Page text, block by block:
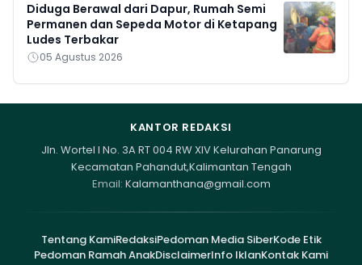
Diduga Berawal dari Dapur, Rumah Semi
Permanen dan Sepeda Motor di Ketapang
Ludes Terbakar
05 Agustus 2026
KANTOR REDAKSI
Jln. Wortel I No. 3A RT 004 RW XIV Kelurahan Panarung
Kecamatan Pahandut,Kalimantan Tengah
Email: Kalamanthana@gmail.com
Tentang KamiRedaksiPedoman Media SiberKode Etik
Pedoman Ramah AnakDisclaimerInfo IklanKontak Kami